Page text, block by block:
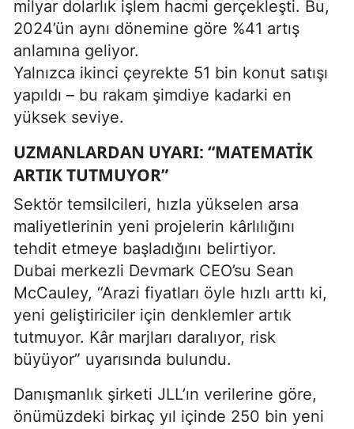
milyar dolarlık işlem hacmi gerçekleşti. Bu,
2024’ün aynı dönemine göre %41 artış
anlamına geliyor.
Yalnızca ikinci çeyrekte 51 bin konut satışı
yapıldı – bu rakam şimdiye kadarki en
yüksek seviye.
UZMANLARDAN UYARI: “MATEMATIK
ARTIK TUTMUYOR”
Sektör temsilcileri, hızla yükselen arsa
maliyetlerinin yeni projelerin kârlılığını
tehdit etmeye başladığını belirtiyor.
Dubai merkezli Devmark CEO’su Sean
McCauley, “Arazi fiyatları öyle hızlı arttı ki,
yeni geliştiriciler için denklemler artık
tutmuyor. Kâr marjları daralıyor, risk
büyüyor” uyarısında bulundu.
Danışmanlık şirketi JLL’ın verilerine göre,
önümüzdeki birkaç yıl içinde 250 bin yeni